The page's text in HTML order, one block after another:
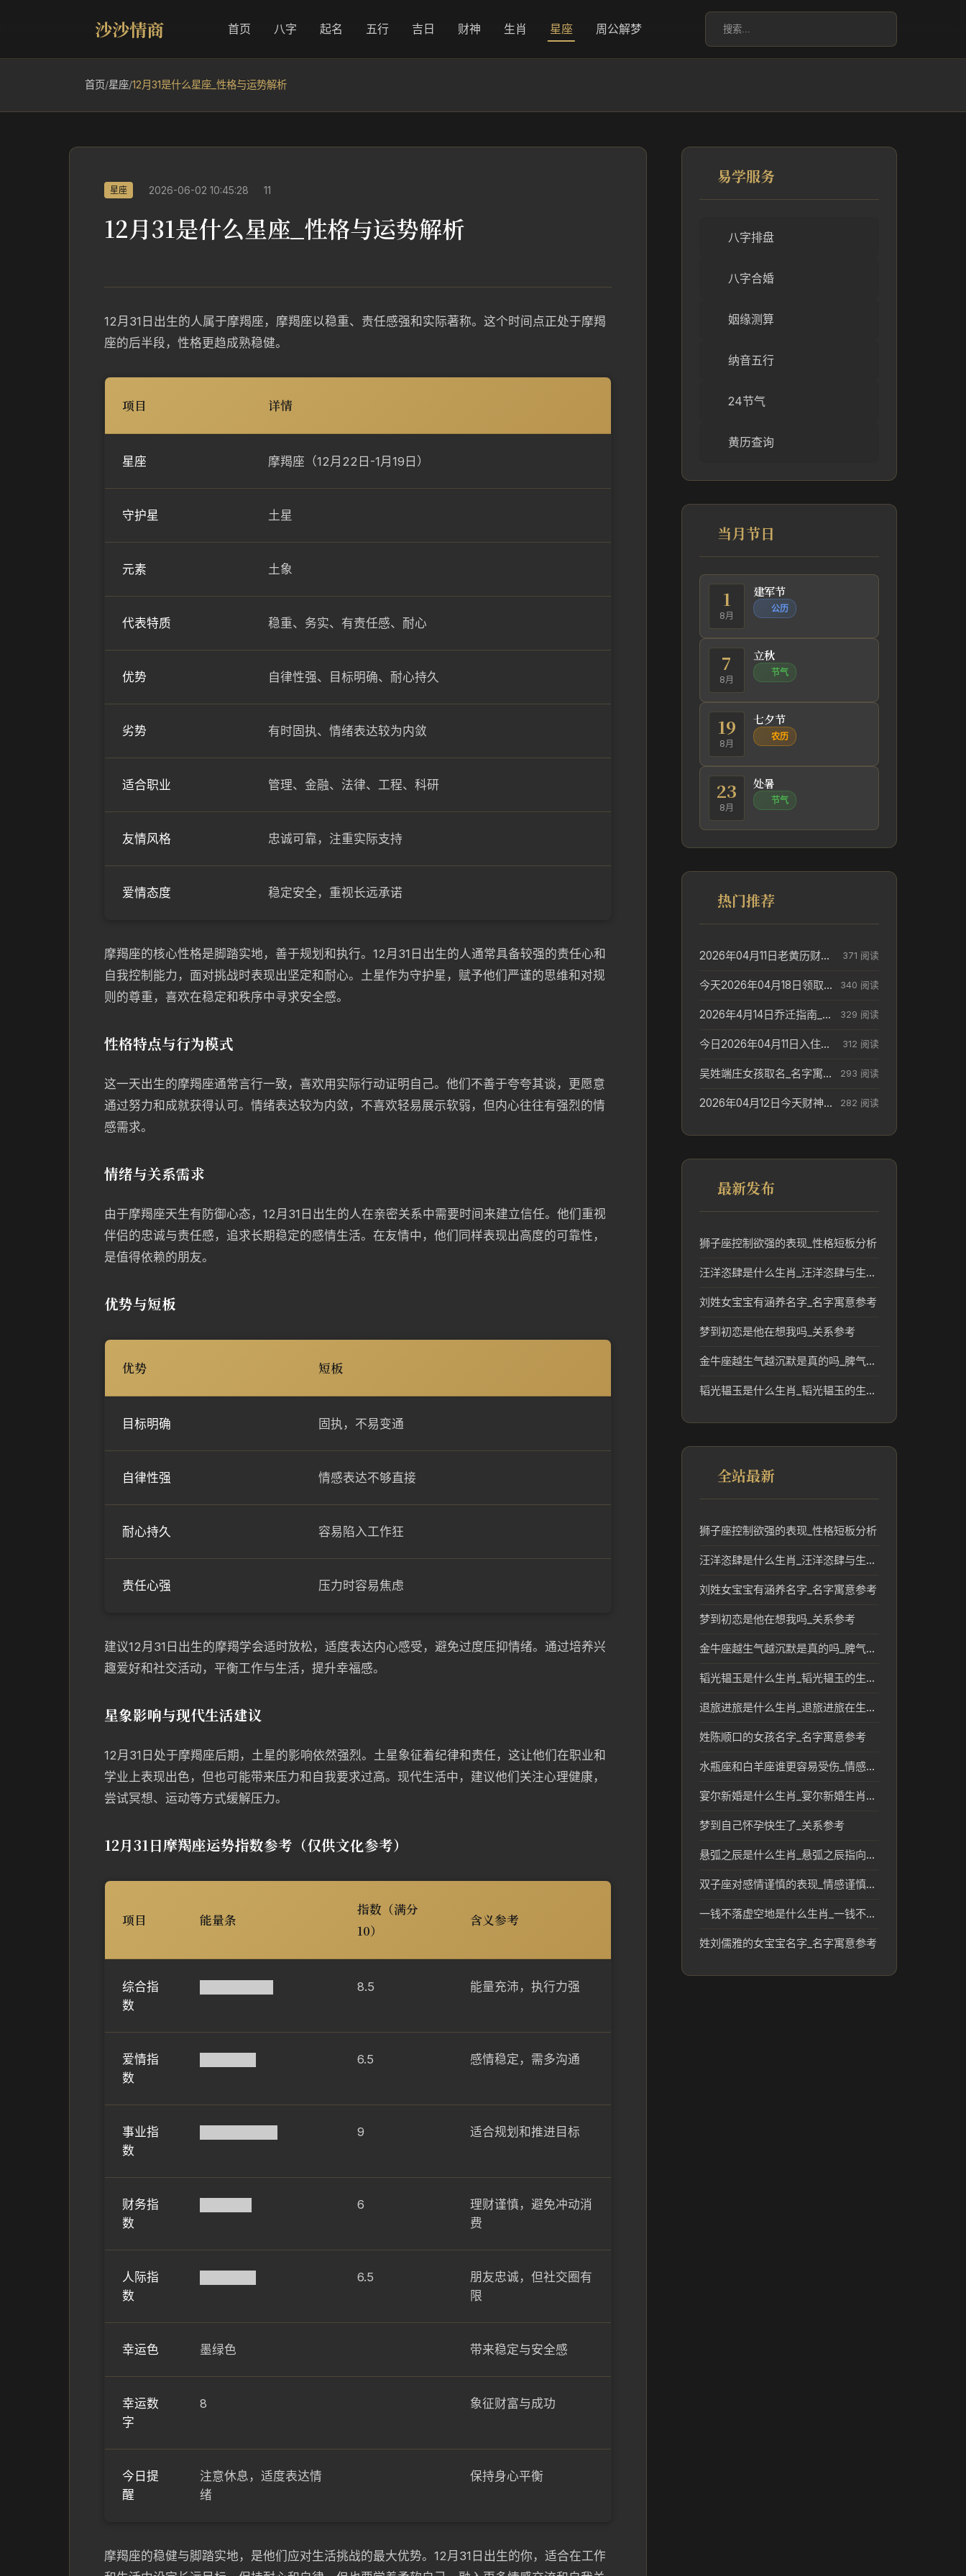
沙沙情商 首页 八字 起名 五行 吉日 财神 生肖 星座 周公解梦
首页/星座/12月31是什么星座_性格与运势解析
星座 2026-06-02 10:45:28 11
12月31是什么星座_性格与运势解析
12月31日出生的人属于摩羯座，摩羯座以稳重、责任感强和实际著称。这个时间点正处于摩羯
座的后半段，性格更趋成熟稳健。
项目 详情
星座 摩羯座（12月22日-1月19日）
守护星 土星
元素 土象
代表特质 稳重、务实、有责任感、耐心
优势 自律性强、目标明确、耐心持久
劣势 有时固执、情绪表达较为内敛
适合职业 管理、金融、法律、工程、科研
友情风格 忠诚可靠，注重实际支持
爱情态度 稳定安全，重视长远承诺
摩羯座的核心性格是脚踏实地，善于规划和执行。12月31日出生的人通常具备较强的责任心和
自我控制能力，面对挑战时表现出坚定和耐心。土星作为守护星，赋予他们严谨的思维和对规
则的尊重，喜欢在稳定和秩序中寻求安全感。
性格特点与行为模式
这一天出生的摩羯座通常言行一致，喜欢用实际行动证明自己。他们不善于夸夸其谈，更愿意
通过努力和成就获得认可。情绪表达较为内敛，不喜欢轻易展示软弱，但内心往往有强烈的情
感需求。
情绪与关系需求
由于摩羯座天生有防御心态，12月31日出生的人在亲密关系中需要时间来建立信任。他们重视
伴侣的忠诚与责任感，追求长期稳定的感情生活。在友情中，他们同样表现出高度的可靠性，
是值得依赖的朋友。
优势与短板
优势 短板
目标明确 固执，不易变通
自律性强 情感表达不够直接
耐心持久 容易陷入工作狂
责任心强 压力时容易焦虑
建议12月31日出生的摩羯学会适时放松，适度表达内心感受，避免过度压抑情绪。通过培养兴
趣爱好和社交活动，平衡工作与生活，提升幸福感。
星象影响与现代生活建议
12月31日处于摩羯座后期，土星的影响依然强烈。土星象征着纪律和责任，这让他们在职业和
学业上表现出色，但也可能带来压力和自我要求过高。现代生活中，建议他们关注心理健康，
尝试冥想、运动等方式缓解压力。
12月31日摩羯座运势指数参考（仅供文化参考）
项目 能量条
指数（满分
10）
含义参考
综合指
数
8.5 能量充沛，执行力强
爱情指
数
6.5 感情稳定，需多沟通
事业指
数
9 适合规划和推进目标
财务指
数
6
理财谨慎，避免冲动消
费
人际指
数
6.5
朋友忠诚，但社交圈有
限
幸运色 墨绿色 带来稳定与安全感
幸运数
字
8 象征财富与成功
今日提
醒
注意休息，适度表达情
绪
保持身心平衡
摩羯座的稳健与脚踏实地，是他们应对生活挑战的最大优势。12月31日出生的你，适合在工作
易学服务
八字排盘
八字合婚
姻缘测算
纳音五行
24节气
黄历查询
当月节日
1
8月
建军节
公历
7
8月
立秋
节气
19
8月
七夕节
农历
23
8月
处暑
节气
热门推荐
2026年04月11日老黄历财神方位_财神方位与供奉讲究 371 阅读
今天2026年04月18日领取结婚证老黄历不适合吗_领证日期参考 340 阅读
2026年4月14日乔迁指南_搬家择日参考 329 阅读
今日2026年04月11日入住新居老黄历不适宜吗_搬家择日参考 312 阅读
吴姓端庄女孩取名_名字寓意参考 293 阅读
2026年04月12日今天财神在哪个吉位_财神方位参考 282 阅读
最新发布
狮子座控制欲强的表现_性格短板分析
汪洋恣肆是什么生肖_汪洋恣肆与生肖文化的联系
刘姓女宝宝有涵养名字_名字寓意参考
梦到初恋是他在想我吗_关系参考
金牛座越生气越沉默是真的吗_脾气特点解析
韬光韫玉是什么生肖_韬光韫玉的生肖象征与文化解读
全站最新
狮子座控制欲强的表现_性格短板分析
汪洋恣肆是什么生肖_汪洋恣肆与生肖文化的联系
刘姓女宝宝有涵养名字_名字寓意参考
梦到初恋是他在想我吗_关系参考
金牛座越生气越沉默是真的吗_脾气特点解析
韬光韫玉是什么生肖_韬光韫玉的生肖象征与文化解读
退旅进旅是什么生肖_退旅进旅在生肖文化中的象征意义
姓陈顺口的女孩名字_名字寓意参考
水瓶座和白羊座谁更容易受伤_情感脆弱性解析
宴尔新婚是什么生肖_宴尔新婚生肖文化与传统解读
梦到自己怀孕快生了_关系参考
悬弧之辰是什么生肖_悬弧之辰指向的生肖文化解读
双子座对感情谨慎的表现_情感谨慎性格解析
一钱不落虚空地是什么生肖_一钱不落虚空地的生肖文化解析
姓刘儒雅的女宝宝名字_名字寓意参考